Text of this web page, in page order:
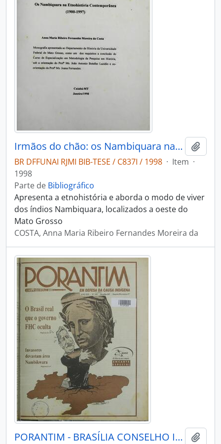
Irmãos do chão: os Nambiquara na etnohistória contemporanea (1900-1997)
BR DFFUNAI RJMI BIB-TESE / C837I / 1998 · Item ·
1998
Parte de Bibliográfico
Apresenta a etnohistória e aborda o modo de viver
dos índios Nambiquara, localizados a oeste do
Mato Grosso
COSTA, Anna Maria Ribeiro Fernandes Moreira da
PORANTIM - BRASÍLIA CONSELHO INDIGENISTA MISSIONÁRIO - 1997 - Nº192